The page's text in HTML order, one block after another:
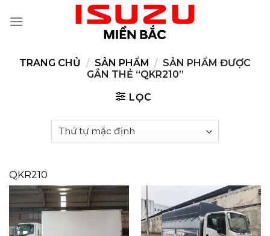
TRANG CHỦ / SẢN PHẨM / SẢN PHẨM ĐƯỢC
GẮN THẺ “QKR210”
LỌC
QKR210